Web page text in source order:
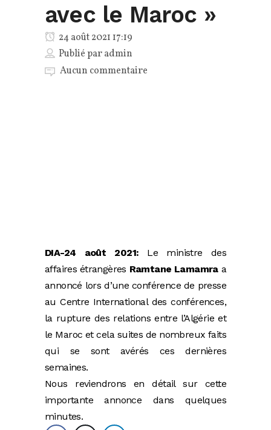
avec le Maroc »
24 août 2021 17:19
Publié paradmin
Aucun commentaire
DIA-24 août 2021: Le ministre des
affaires étrangères Ramtane Lamamraa
annoncé lors d’une conférence de presse
au Centre International des conférences,
la rupture des relations entre l’Algérie et
le Maroc et cela suites de nombreux faits
qui se sont avérés ces dernières
semaines.
Nous reviendrons en détail sur cette
importante annonce dans quelques
minutes.